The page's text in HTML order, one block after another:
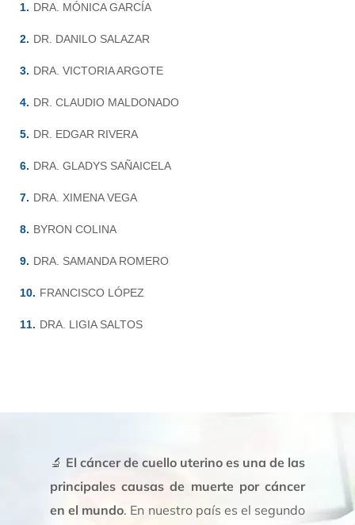
DRA. MÓNICA GARCÍA
DR. DANILO SALAZAR
DRA. VICTORIA ARGOTE
DR. CLAUDIO MALDONADO
DR. EDGAR RIVERA
DRA. GLADYS SAÑAICELA
DRA. XIMENA VEGA
BYRON COLINA
DRA. SAMANDA ROMERO
FRANCISCO LÓPEZ
DRA. LIGIA SALTOS
🔬 El cáncer de cuello uterino es una de las
principales causas de muerte por cáncer
en el mundo. En nuestro país es el segundo